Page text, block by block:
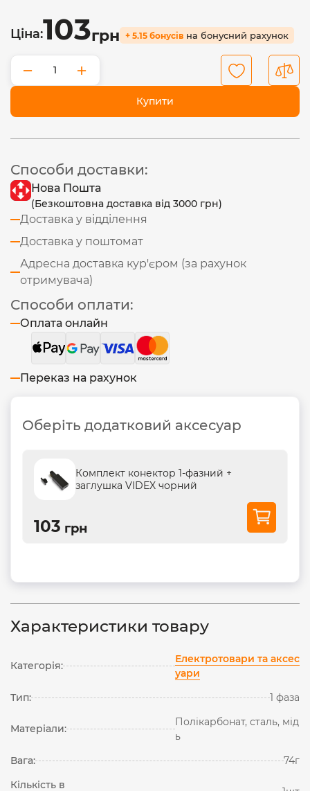
Ціна:103грн + 5.15 бонусів на бонусний рахунок
− +
Купити
Способи доставки:
Нова Пошта
(Безкоштовна доставка від 3000 грн)
Доставка у відділення
Доставка у поштомат
Адресна доставка кур'єром (за рахунок
отримувача)
Способи оплати:
Оплата онлайн
Переказ на рахунок
Оберіть додатковий аксесуар
Комплект конектор 1-фазний +
заглушка VIDEX чорний
103 грн
Характеристики товару
Категорія:
Електротовари та аксес
уари
Тип:
1 фаза
Матеріали:
Полікарбонат, сталь, мід
ь
Вага:
74г
Кількість в